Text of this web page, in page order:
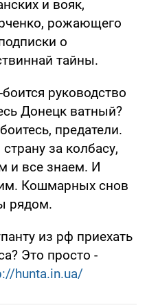
и вояк,
рожающего
о
тайны.
руководство
Донецк ватный?
предатели.
за колбасу,
и все знаем. И
Кошмарных снов
рядом.
из рф приехать
Это просто -
hunta.in.ua/